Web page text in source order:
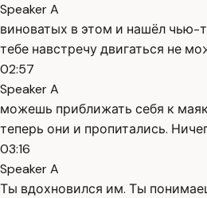
Speaker A
виноватых в этом и нашёл чью-
тебе навстречу двигаться не
02:57
Speaker A
можешь приближать себя к
теперь они и пропитались.
03:16
Speaker A
Ты вдохновился им. Ты